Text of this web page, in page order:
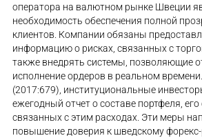
оператора на валютном рынке Швеции
необходимость обеспечения полной
клиентов. Компании обязаны
информацию о рисках, связанных с
также внедрять системы, позволяющие
исполнение ордеров в реальном
(2017:679), институциональные
ежегодный отчет о составе портфеля,
связанных с этим расходах. Эти меры
повышение доверия к шведскому